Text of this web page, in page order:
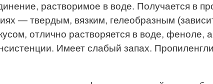
растворимое в воде. Получается в
— твердым, вязким, гелеобразным
отлично растворяется в воде, феноле,
Имеет слабый запах.